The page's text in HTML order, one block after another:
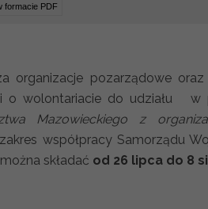
formacie PDF
organizacje pozarządowe
wolontariacie do udziału w
Mazowieckiego z
współpracy Samorządu
składać od 26 lipca do 8